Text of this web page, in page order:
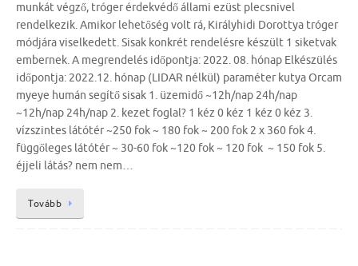
munkát végző, tróger érdekvédő állami ezüst plecsnivel
rendelkezik. Amikor lehetőség volt rá, Királyhidi Dorottya tróger
módjára viselkedett. Sisak konkrét rendelésre készült 1 siketvak
embernek. A megrendelés időpontja: 2022. 08. hónap Elkészülés
időpontja: 2022.12. hónap (LIDAR nélkül) paraméter kutya Orcam
myeye humán segítő sisak 1. üzemidő ~12h/nap 24h/nap
~12h/nap 24h/nap 2. kezet foglal? 1 kéz 0 kéz 1 kéz 0 kéz 3.
vízszintes látótér ~250 fok ~ 180 fok ~ 200 fok 2 x 360 fok 4.
függőleges látótér ~ 30-60 fok ~120 fok ~ 120 fok ~ 150 fok 5.
éjjeli látás? nem nem…
Tovább